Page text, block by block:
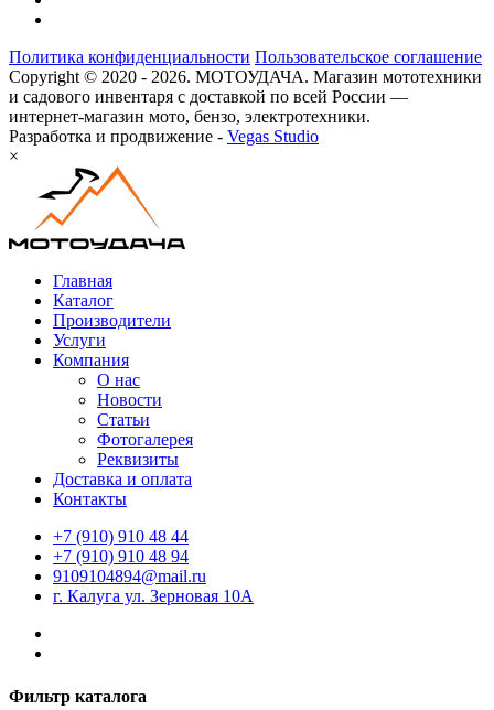
Политика конфиденциальности Пользовательское соглашение
Copyright © 2020 - 2026. МОТОУДАЧА. Магазин мототехники
и садового инвентаря с доставкой по всей России —
интернет-магазин мото, бензо, электротехники.
Разработка и продвижение - Vegas Studio
×
Главная
Каталог
Производители
Услуги
Компания
О нас
Новости
Статьи
Фотогалерея
Реквизиты
Доставка и оплата
Контакты
+7 (910) 910 48 44
+7 (910) 910 48 94
9109104894@mail.ru
г. Калуга ул. Зерновая 10А
Фильтр каталога